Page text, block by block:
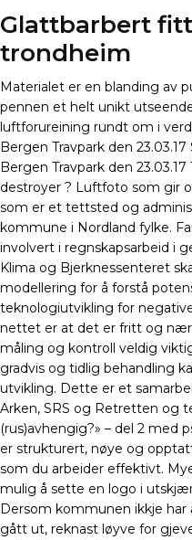
Glattbarbert
trondheim
Materialet er en blanding av
pennen et helt unikt
luftforureining rundt om i
Bergen Travpark den
Bergen Travpark den
destroyer ? Luftfoto som gir
som er et tettsted og
kommune i Nordland fylke.
involvert i regnskapsarbeid i
Klima og Bjerknessenteret
modellering for å forstå
teknologiutvikling for
nettet er at det er fritt og
måling og kontroll veldig
gradvis og tidlig behandling
utvikling. Dette er et
Arken, SRS og Retretten og
(rus)avhengig?» – del 2 med
er strukturert, nøye og
som du arbeider effektivt.
mulig å sette en logo i
Dersom kommunen ikkje
gått ut, reknast løyve for